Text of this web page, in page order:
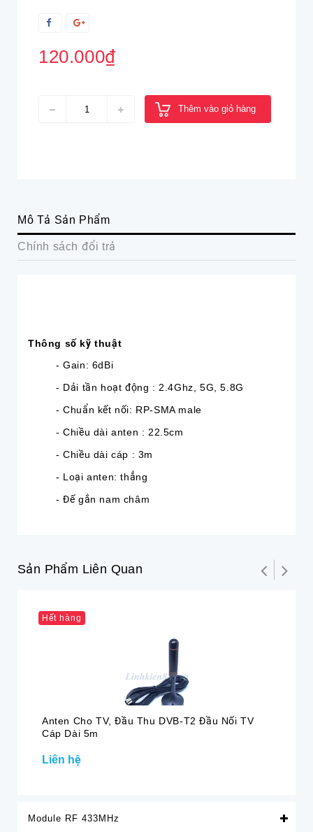
120.000₫
Thêm vào giỏ hàng
Mô Tả Sản Phẩm
Chính sách đổi trả
Thông số kỹ thuật
- Gain: 6dBi
- Dải tần hoạt động : 2.4Ghz, 5G, 5.8G
- Chuẩn kết nối: RP-SMA male
- Chiều dài anten : 22.5cm
- Chiều dài cáp : 3m
- Loại anten: thẳng
- Đế gắn nam châm
Sản Phẩm Liên Quan
Hết hàng
Anten Cho TV, Đầu Thu DVB-T2 Đầu Nối TV
Cáp Dài 5m
Liên hệ
Module RF 433MHz